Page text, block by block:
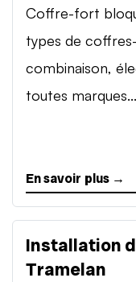
Coffre-fort
types de
combinaison,
toutes marques...
En savoir plus →
Installation
Tramelan